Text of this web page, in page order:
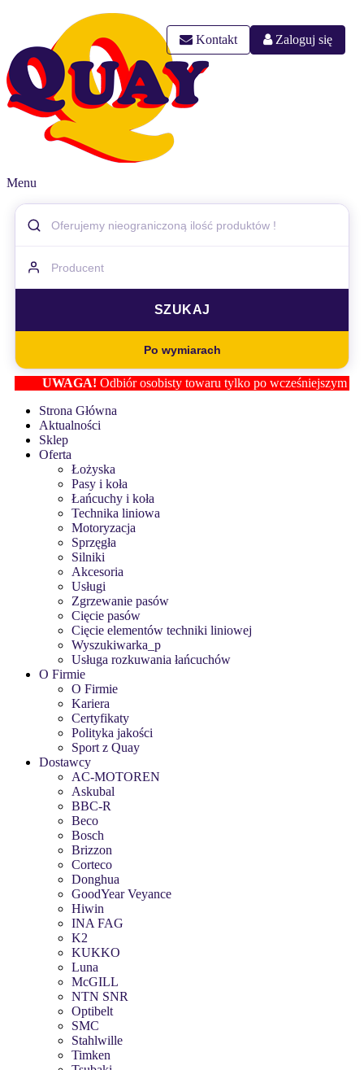
Kontakt Zaloguj się
Menu
Po wymiarach
UWAGA!Odbiór osobisty towaru tylko po wcześniejszym
Strona Główna
Aktualności
Sklep
Oferta
Łożyska
Pasy i koła
Łańcuchy i koła
Technika liniowa
Motoryzacja
Sprzęgła
Silniki
Akcesoria
Usługi
Zgrzewanie pasów
Cięcie pasów
Cięcie elementów techniki liniowej
Wyszukiwarka_p
Usługa rozkuwania łańcuchów
O Firmie
O Firmie
Kariera
Certyfikaty
Polityka jakości
Sport z Quay
Dostawcy
AC-MOTOREN
Askubal
BBC-R
Beco
Bosch
Brizzon
Corteco
Donghua
GoodYear Veyance
Hiwin
INA FAG
K2
KUKKO
Luna
McGILL
NTN SNR
Optibelt
SMC
Stahlwille
Timken